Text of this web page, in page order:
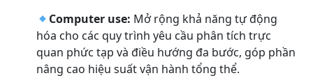
Computer use: Mở rộng khả năng tự động
hóa cho các quy trình yêu cầu phân tích trực
quan phức tạp và điều hướng đa bước, góp phần
nâng cao hiệu suất vận hành tổng thể.